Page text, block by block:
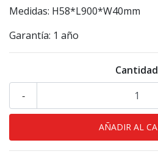
Medidas: H58*L900*W40mm
Garantía: 1 año
Cantidad
-